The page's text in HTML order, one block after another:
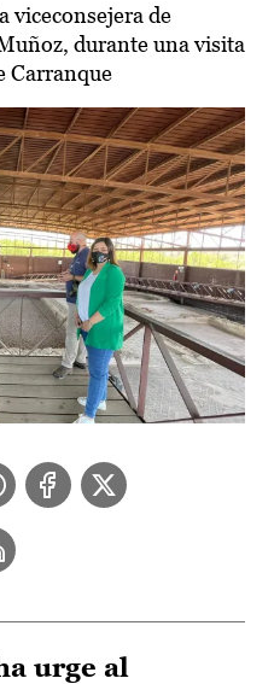
viceconsejera de
durante una visita
Carranque
urge al